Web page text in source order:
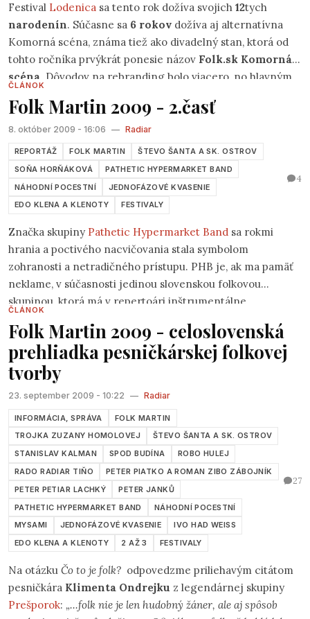
Festival Lodenica sa tento rok dožíva svojich 12tych
narodenín. Súčasne sa 6 rokov dožíva aj alternatívna
Komorná scéna, známa tiež ako divadelný stan, ktorá od
tohto ročníka prvýkrát ponesie názov Folk.sk Komorná
scéna . Dôvodov na rebranding bolo viacero, no hlavným
okrúhleho jubilea10 rokov,ktoré by sme si touto cestou
radi uctili a pripomenuli. Tak, ako po minulé roky, prinesie
komorná scénu aj tentokrát pestrú paletu prevažne
pesničkárskej tvorby z oboch strán rieky Moravy. Z
celkového počtu
33 účinkujúcich interpretov je
takých,
pesničkáriPeter Janků, ktorý bude okupovať
moderátorský mikrofón vo štvrtok a v piatok aPetiar
ktorý bude mať pod palcom sobotný program.
ČLÁNOK
Folk Martin 2009 - 2.časť
8. október 2009 - 16:06 — Radiar
REPORTÁŽ FOLK MARTIN
ŠTEVO ŠANTA A SK. OSTROV
SOŇA HORŇÁKOVÁ
PATHETIC HYPERMARKET BAND
NÁHODNÍ POCESTNÍ
JEDNOFÁZOVÉ KVASENIE
EDO KLENA A KLENOTY
FESTIVALY
4
Značka skupiny Pathetic Hypermarket Band sa rokmi
hrania a poctivého nacvičovania stala symbolom
zohranosti a netradičného prístupu. PHB je, ak ma pamäť
neklame, v súčasnosti jedinou slovenskou folkovou
skupinou, ktorá má v repertoári inštrumentálne
martinskom folkovom pódiu predviedliŠaty vidiečankyod
lídra skupinyMária Polónyiho. Koncertné vystúpenie
PHB bolo vyvážené a farebné aj vďaka tomu, že odohrali
novinka – vynikajúca bosanovaBosou nohou
Julián Ratica, autor textu Mário Polónyi) a nakoniec aj
slnkom prežiarená sambaHavana (autorStano Kalman
Bolo vidieť a hlavne počuť, že skupina urobila pokrok aj po
vokálnej stránke. Na konci vystúpenia zostal na pódiu už
len Stano Kalman, ktorý ako samostatný pesničkár
ponúkol publiku svoju, už takmer zľudovenú pieseň
Superstár.
ČLÁNOK
Folk Martin 2009 - celoslovenská
prehliadka pesničkárskej folkovej
tvorby
23. september 2009 - 10:22 — Radiar
INFORMÁCIA, SPRÁVA
FOLK MARTIN
TROJKA ZUZANY HOMOLOVEJ
ŠTEVO ŠANTA A SK. OSTROV
STANISLAV KALMAN
SPOD BUDÍNA
ROBO HULEJ
RADO RADIAR TIŇO
PETER PIATKO A ROMAN ZIBO ZÁBOJNÍK
PETER PETIAR LACHKÝ
PETER JANKŮ
PATHETIC HYPERMARKET BAND
NÁHODNÍ POCESTNÍ
MYSAMI
JEDNOFÁZOVÉ KVASENIE
IVO HAD WEISS
EDO KLENA A KLENOTY
2 AŽ 3 FESTIVALY
27
Na otázku Čo to je folk? odpovedzme priliehavým citátom
pesničkára Klimenta Ondrejku z legendárnej skupiny
Prešporok: „...folk nie je len hudobný žáner, ale aj spôsob